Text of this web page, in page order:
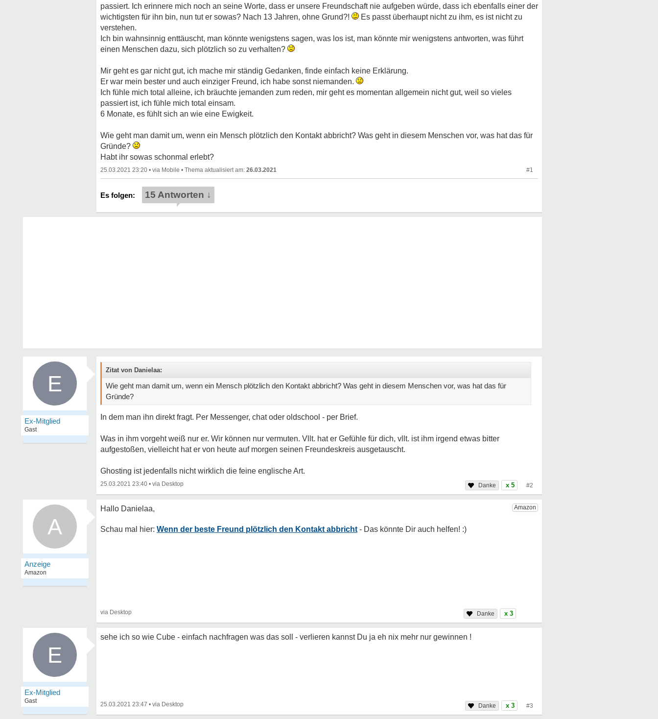
passiert. Ich erinnere mich noch an seine Worte, dass er unsere Freundschaft nie aufgeben würde, dass ich ebenfalls einer der
wichtigsten für ihn bin, nun tut er sowas? Nach 13 Jahren, ohne Grund?!
Es passt überhaupt nicht zu ihm, es ist nicht zu
verstehen.
Ich bin wahnsinnig enttäuscht, man könnte wenigstens sagen, was los ist, man könnte mir wenigstens antworten, was führt
einen Menschen dazu, sich plötzlich so zu verhalten?
Mir geht es gar nicht gut, ich mache mir ständig Gedanken, finde einfach keine Erklärung.
Er war mein bester und auch einziger Freund, ich habe sonst niemanden.
Ich fühle mich total alleine, ich bräuchte jemanden zum reden, mir geht es momentan allgemein nicht gut, weil so vieles
passiert ist, ich fühle mich total einsam.
6 Monate, es fühlt sich an wie eine Ewigkeit.
Wie geht man damit um, wenn ein Mensch plötzlich den Kontakt abbricht? Was geht in diesem Menschen vor, was hat das für
Gründe?
Habt ihr sowas schonmal erlebt?
25.03.2021 23:20 • • 26.03.2021 #1
15 Antworten ↓
E
Ex-Mitglied
Gast
Zitat von Danielaa:
Wie geht man damit um, wenn ein Mensch plötzlich den Kontakt abbricht? Was geht in diesem Menschen vor, was hat das für
Gründe?
In dem man ihn direkt fragt. Per Messenger, chat oder oldschool - per Brief.
Was in ihm vorgeht weiß nur er. Wir können nur vermuten. Vllt. hat er Gefühle für dich, vllt. ist ihm irgend etwas bitter
aufgestoßen, vielleicht hat er von heute auf morgen seinen Freundeskreis ausgetauscht.
Ghosting ist jedenfalls nicht wirklich die feine englische Art.
25.03.2021 23:40 • x 5 #2
A Wenn der beste Freund plötzlich den Kontakt abbricht
x 3
E
Ex-Mitglied
Gast
sehe ich so wie Cube - einfach nachfragen was das soll - verlieren kannst Du ja eh nix mehr nur gewinnen !
25.03.2021 23:47 • x 3 #3